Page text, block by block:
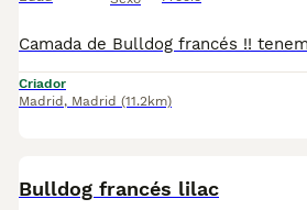
Criador
Madrid , Madrid (11.2km)
Bulldog francés lilac